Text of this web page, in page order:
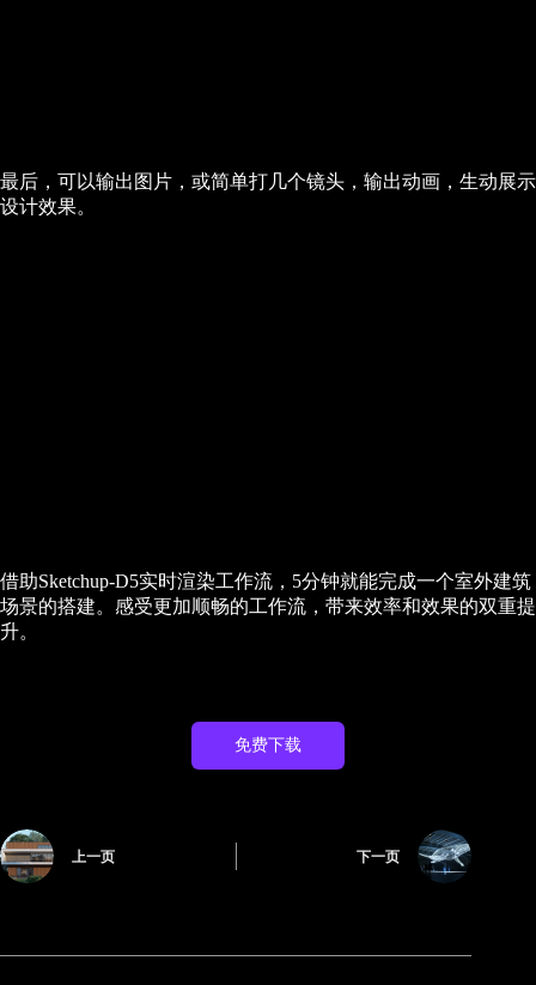
最后，可以输出图片，或简单打几个镜头，输出动画，生动展示
设计效果。
借助Sketchup-D5实时渲染工作流，5分钟就能完成一个室外建筑
场景的搭建。感受更加顺畅的工作流，带来效率和效果的双重提
升。
免费下载
上一页 下一页